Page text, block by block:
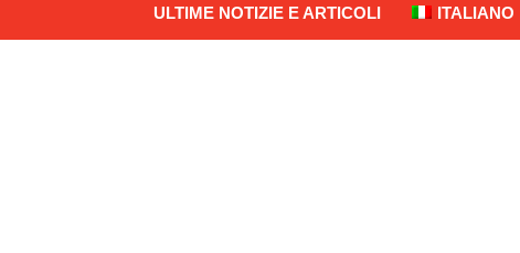
ULTIME NOTIZIE E ARTICOLI ITALIANO